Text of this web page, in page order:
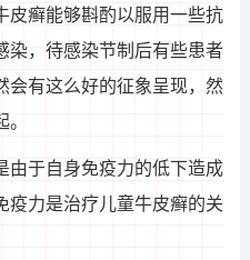
皮癣能够斟酌以服用一些抗
染，待感染节制后有些患者
会有这么好的征象呈现，然
由于自身免疫力的低下造成
疫力是治疗儿童牛皮癣的关